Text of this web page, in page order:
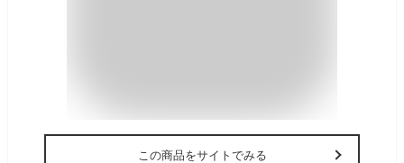
この商品をサイトでみる